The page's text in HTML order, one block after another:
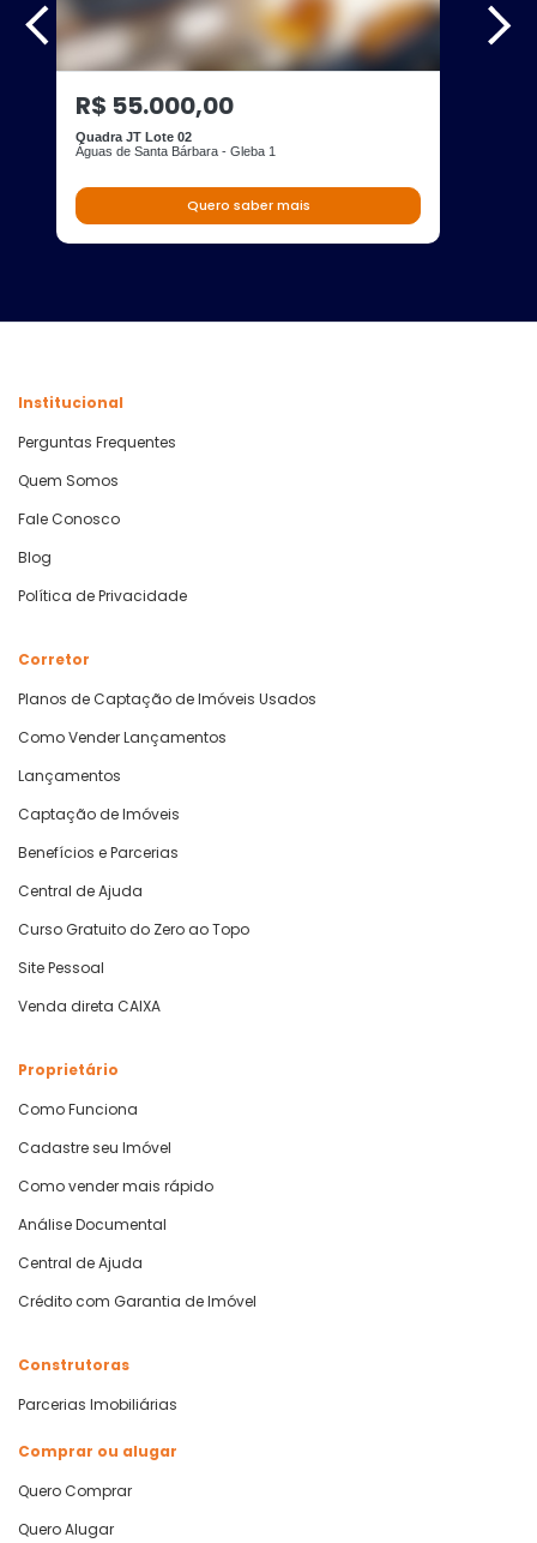
R$ 55.000,00
Quadra JT Lote 02
Águas de Santa Bárbara - Gleba 1
Quero saber mais
Institucional
Perguntas Frequentes
Quem Somos
Fale Conosco
Blog
Política de Privacidade
Corretor
Planos de Captação de Imóveis Usados
Como Vender Lançamentos
Lançamentos
Captação de Imóveis
Benefícios e Parcerias
Central de Ajuda
Curso Gratuito do Zero ao Topo
Site Pessoal
Venda direta CAIXA
Proprietário
Como Funciona
Cadastre seu Imóvel
Como vender mais rápido
Análise Documental
Central de Ajuda
Crédito com Garantia de Imóvel
Construtoras
Parcerias Imobiliárias
Comprar ou alugar
Quero Comprar
Quero Alugar